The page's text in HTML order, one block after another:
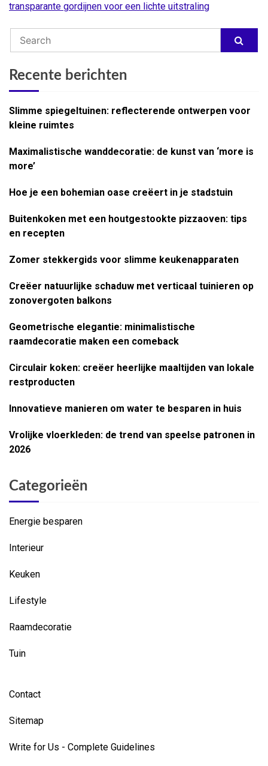
transparante gordijnen voor een lichte uitstraling
Recente berichten
Slimme spiegeltuinen: reflecterende ontwerpen voor
kleine ruimtes
Maximalistische wanddecoratie: de kunst van ‘more is
more’
Hoe je een bohemian oase creëert in je stadstuin
Buitenkoken met een houtgestookte pizzaoven: tips
en recepten
Zomer stekkergids voor slimme keukenapparaten
Creëer natuurlijke schaduw met verticaal tuinieren op
zonovergoten balkons
Geometrische elegantie: minimalistische
raamdecoratie maken een comeback
Circulair koken: creëer heerlijke maaltijden van lokale
restproducten
Innovatieve manieren om water te besparen in huis
Vrolijke vloerkleden: de trend van speelse patronen in
2026
Categorieën
Energie besparen
Interieur
Keuken
Lifestyle
Raamdecoratie
Tuin
Contact
Sitemap
Write for Us - Complete Guidelines